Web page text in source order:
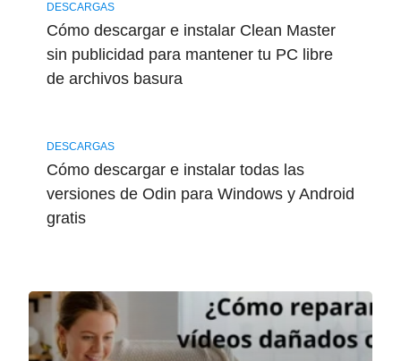
DESCARGAS
Cómo descargar e instalar Clean Master
sin publicidad para mantener tu PC libre
de archivos basura
DESCARGAS
Cómo descargar e instalar todas las
versiones de Odin para Windows y Android
gratis